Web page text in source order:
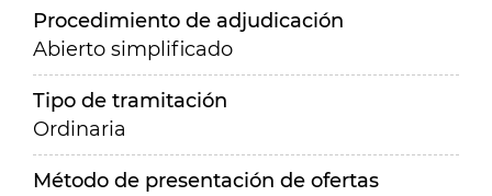
Procedimiento de adjudicación
Abierto simplificado
Tipo de tramitación
Ordinaria
Método de presentación de ofertas